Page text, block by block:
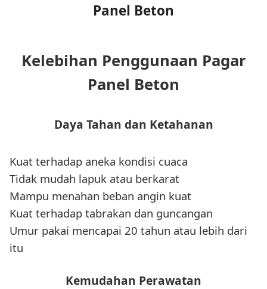
Panel Beton
Kelebihan Penggunaan Pagar
Panel Beton
Daya Tahan dan Ketahanan
Kuat terhadap aneka kondisi cuaca
Tidak mudah lapuk atau berkarat
Mampu menahan beban angin kuat
Kuat terhadap tabrakan dan guncangan
Umur pakai mencapai 20 tahun atau lebih dari
itu
Kemudahan Perawatan